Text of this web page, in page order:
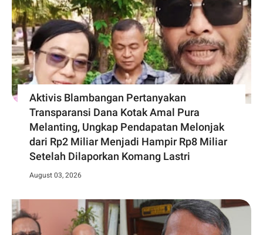
Aktivis Blambangan Pertanyakan
Transparansi Dana Kotak Amal Pura
Melanting, Ungkap Pendapatan Melonjak
dari Rp2 Miliar Menjadi Hampir Rp8 Miliar
Setelah Dilaporkan Komang Lastri
August 03, 2026